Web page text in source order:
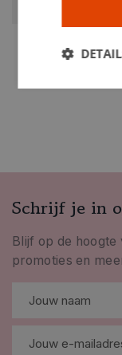
Schrijf je in
Blijf op de hoogte
promoties en